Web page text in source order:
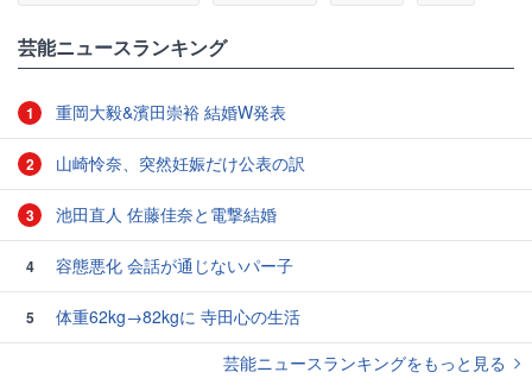
芸能ニュースランキング
1 重岡大毅&濱田崇裕 結婚W発表
2 山崎怜奈、突然妊娠だけ公表の訳
3 池田直人 佐藤佳奈と電撃結婚
4 容態悪化 会話が通じないパー子
5
体重62kg→82kgに 寺田心の生活
芸能ニュースランキングをもっと見る